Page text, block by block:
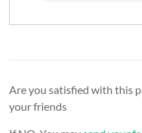
Are you satisfied with this
your friends